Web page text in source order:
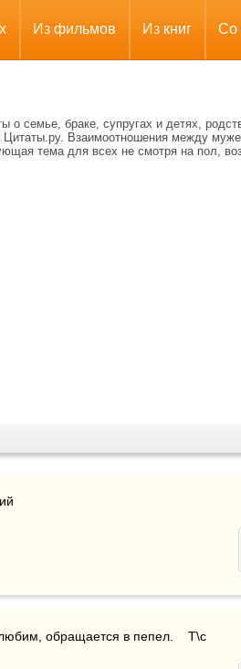
Из фильмов Из книг Со
о семье, браке, супругах и детях,
Цитаты.ру. Взаимоотношения между
тема для всех не смотря на пол,
обращается в пепел.    Т\с